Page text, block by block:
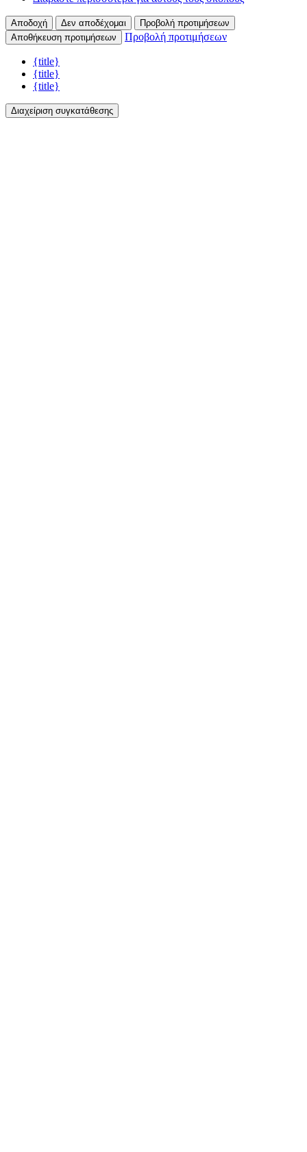
Αποδοχή Δεν αποδέχομαι
Προβολή προτιμήσεων
Αποθήκευση προτιμήσεων
Προβολή προτιμήσεων
{title}
{title}
{title}
Διαχείριση συγκατάθεσης